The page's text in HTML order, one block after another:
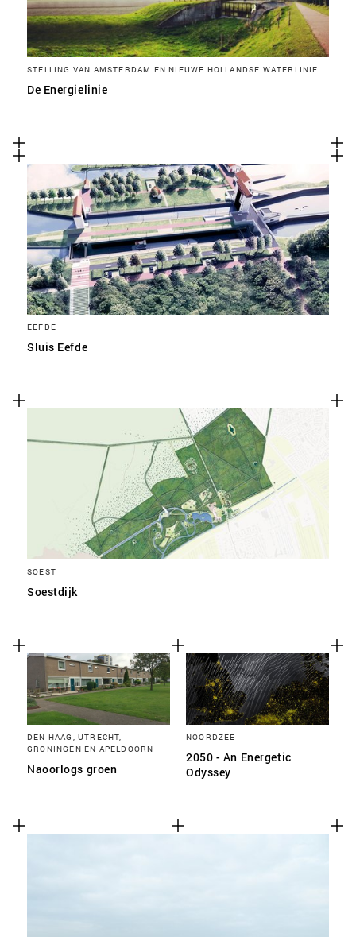
STELLING VAN AMSTERDAM EN NIEUWE HOLLANDSE WATERLINIE
De Energielinie
EEFDE
Sluis Eefde
SOEST
Soestdijk
DEN HAAG, UTRECHT,
GRONINGEN EN APELDOORN
Naoorlogs groen
NOORDZEE
2050 - An Energetic
Odyssey